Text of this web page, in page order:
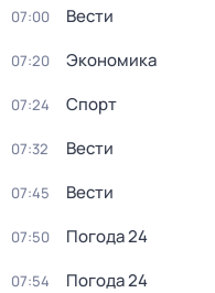
07:00 Вести
07:20 Экономика
07:24 Спорт
07:32 Вести
07:45 Вести
07:50 Погода 24
07:54 Погода 24